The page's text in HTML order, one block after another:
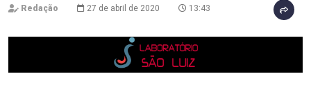
Redação 27 de abril de 2020 13:43